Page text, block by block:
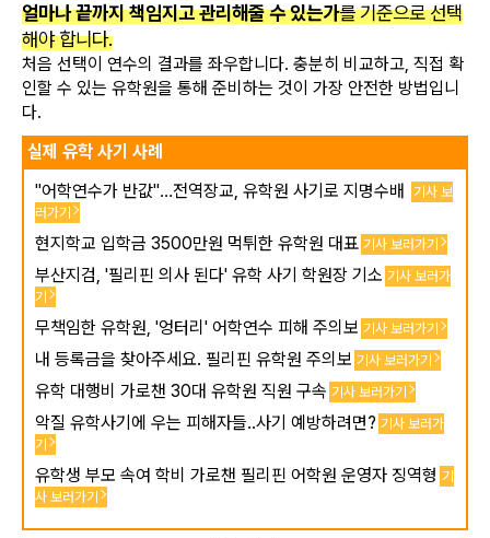
얼마나 끝까지 책임지고 관리해줄 수 있는가를 기준으로 선택
해야 합니다.
처음 선택이 연수의 결과를 좌우합니다. 충분히 비교하고, 직접 확
인할 수 있는 유학원을 통해 준비하는 것이 가장 안전한 방법입니
다.
실제 유학 사기 사례
"어학연수가 반값"…전역장교, 유학원 사기로 지명수배 기사 보
러가기
현지학교 입학금 3500만원 먹튀한 유학원 대표 기사 보러가기
부산지검, '필리핀 의사 된다' 유학 사기 학원장 기소 기사 보러가
기
무책임한 유학원, '엉터리' 어학연수 피해 주의보 기사 보러가기
내 등록금을 찾아주세요. 필리핀 유학원 주의보 기사 보러가기
유학 대행비 가로챈 30대 유학원 직원 구속 기사 보러가기
악질 유학사기에 우는 피해자들..사기 예방하려면? 기사 보러가
기
유학생 부모 속여 학비 가로챈 필리핀 어학원 운영자 징역형 기
사 보러가기